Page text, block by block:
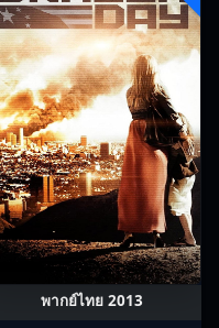
พากย์ไทย 2013